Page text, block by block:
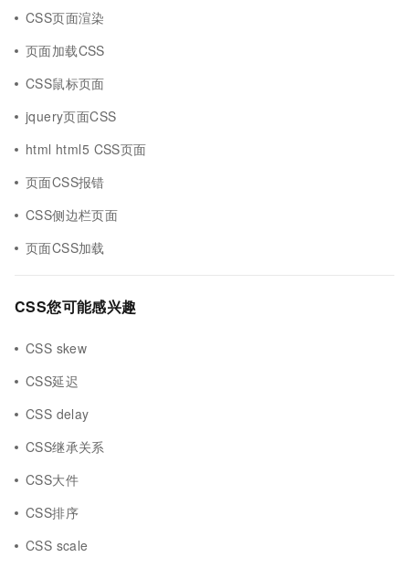
CSS页面渲染
页面加载CSS
CSS鼠标页面
jquery页面CSS
html html5 CSS页面
页面CSS报错
CSS侧边栏页面
页面CSS加载
CSS您可能感兴趣
CSS skew
CSS延迟
CSS delay
CSS继承关系
CSS大件
CSS排序
CSS scale